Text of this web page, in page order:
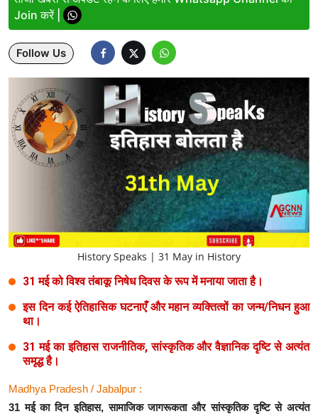
Lifestyle
Health
Development
Career
Literature
History Speaks
About Us
Contact Us
Join करें |
Follow Us
History Speaks | 31 May in History
31 मई को विश्व तंबाकू निषेध दिवस के रूप में मनाया जाता है।
इस दिन कई ऐतिहासिक घटनाएँ और महान व्यक्तित्वों का जन्म/निधन हुआ
था।
31 मई का इतिहास राजनीतिक, सांस्कृतिक और वैज्ञानिक दृष्टि से अत्यंत
समृद्ध है।
Madhya Pradesh / Jabalpur :
31 मई का दिन इतिहास, सामाजिक जागरूकता और सांस्कृतिक दृष्टि से अत्यंत